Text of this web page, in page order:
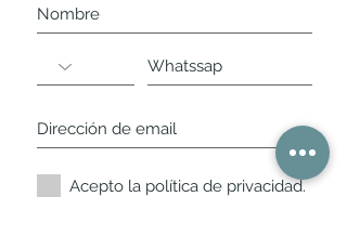
Acepto la política de privacidad.